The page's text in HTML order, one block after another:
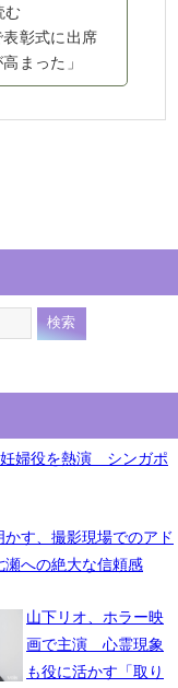
む
表彰式に出席
まった」
婦役を熱演 シンガポ
す、撮影現場でのアド
瀬への絶大な信頼感
山下リオ、ホラー映
画で主演 心霊現象
も役に活かす「取り